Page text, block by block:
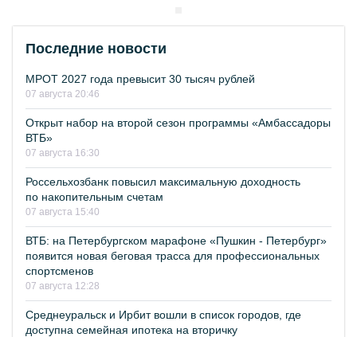
Последние новости
МРОТ 2027 года превысит 30 тысяч рублей
07 августа 20:46
Открыт набор на второй сезон программы «Амбассадоры
ВТБ»
07 августа 16:30
Россельхозбанк повысил максимальную доходность
по накопительным счетам
07 августа 15:40
ВТБ: на Петербургском марафоне «Пушкин - Петербург»
появится новая беговая трасса для профессиональных
спортсменов
07 августа 12:28
Среднеуральск и Ирбит вошли в список городов, где
доступна семейная ипотека на вторичку